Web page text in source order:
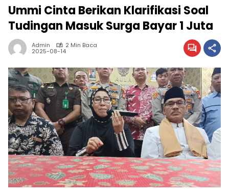
Ummi Cinta Berikan Klarifikasi Soal
Tudingan Masuk Surga Bayar 1 Juta
Admin 2 Min Baca
2025-08-14